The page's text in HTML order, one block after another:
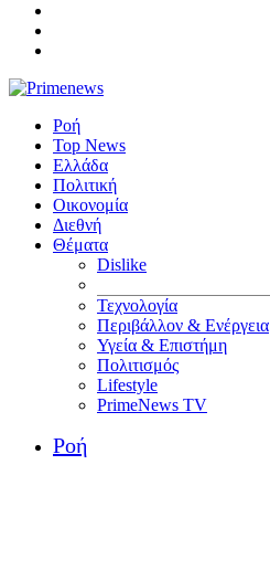
Ροή
Top News
Ελλάδα
Πολιτική
Οικονομία
Διεθνή
Θέματα
Dislike
Τεχνολογία
Περιβάλλον & Ενέργεια
Υγεία & Επιστήμη
Πολιτισμός
Lifestyle
PrimeNews TV
Ροή